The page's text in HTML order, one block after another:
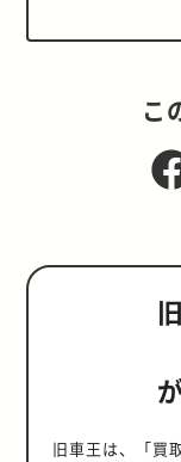
こ
旧車王は、「買